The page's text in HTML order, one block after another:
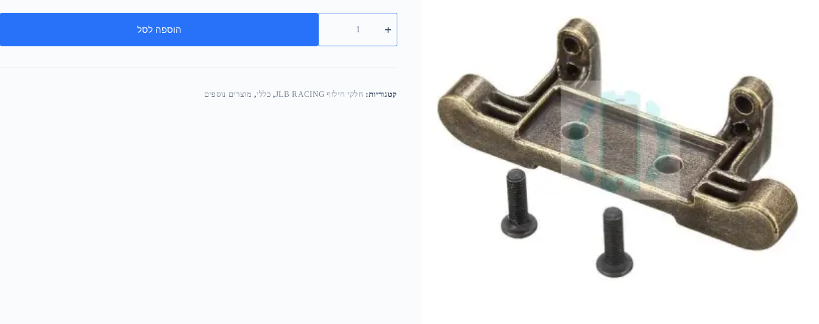
הוספה לסל
קטגוריות: חלקי חילוף JLB RACING , כללי, מוצרים נוספים